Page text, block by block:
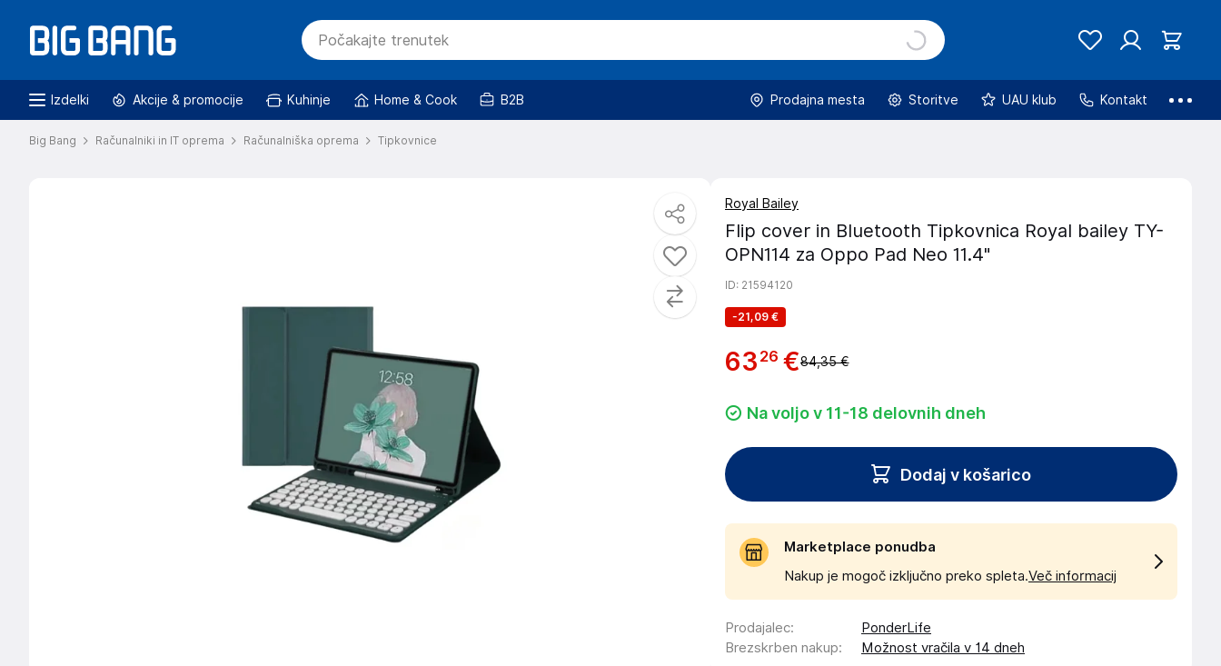
Izdelki Akcije & promocije Kuhinje Home & Cook B2B Prodajna mesta Storitve UAU klub Kontakt
Big Bang Računalniki in IT oprema Računalniška oprema Tipkovnice
Royal Bailey
Flip cover in Bluetooth Tipkovnica Royal bailey TY-
OPN114 za Oppo Pad Neo 11.4"
ID: 21594120
-21,09 €
63 26 €84,35 €
Na voljo v 11-18 delovnih dneh
Dodaj v košarico
Marketplace ponudba
Nakup je mogoč izključno preko spleta.Več informacij
Prodajalec:
PonderLife
Brezskrben nakup: Možnost vračila v 14 dneh